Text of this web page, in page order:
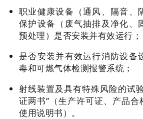
职业健康设备（通风、隔音、
保护设备（废气抽排及净化、
预处理）是否安装并有效运行；
是否安装并有效运行消防设备
毒和可燃气体检测报警系统；
射线装置及具有特殊风险的试
证两书”（生产许可证、产品合
使用说明书）。